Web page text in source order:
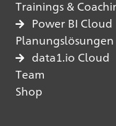
Trainings &
Power BI Cloud
Planungslösungen
data1.io Cloud
Team
Shop